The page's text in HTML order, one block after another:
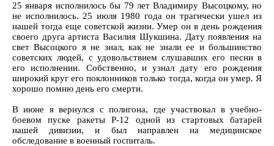
25 января исполнилось бы 79 лет Владимиру Высоцкому, но
не исполнилось. 25 июля 1980 года он трагически ушел из
нашей тогда еще советской жизни. Умер он в день рождения
своего друга артиста Василия Шукшина. Дату появления на
свет Высоцкого я не знал, как не знали ее и большинство
советских людей, с удовольствием слушавших его песни в
его исполнении. Собственно, и узнал дату его рождения
широкий круг его поклонников только тогда, когда он умер. Я
хорошо помню день его смерти.
В июне я вернулся с полигона, где участвовал в учебно-
боевом пуске ракеты Р-12 одной из стартовых батарей
нашей дивизии, и был направлен на медицинское
обследование в военный госпиталь.